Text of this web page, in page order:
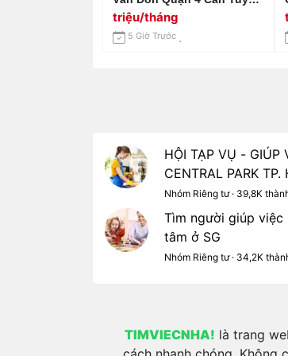
Chị Giúp Việc Lương 14tr Ạ
triệu/tháng
5 Giờ Trước
HỘI TẠP VỤ - GIÚP
CENTRAL PARK TP.
Nhóm Riêng tư · 39,8K
Tìm người giúp việc
tâm ở SG
Nhóm Riêng tư · 34,2K
TIMVIECNHA! là trang